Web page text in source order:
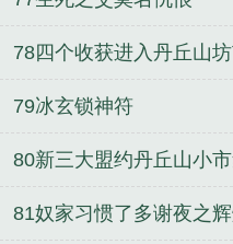
78四个收获进入丹丘山
79冰玄锁神符
80新三大盟约丹丘山小
81奴家习惯了多谢夜之